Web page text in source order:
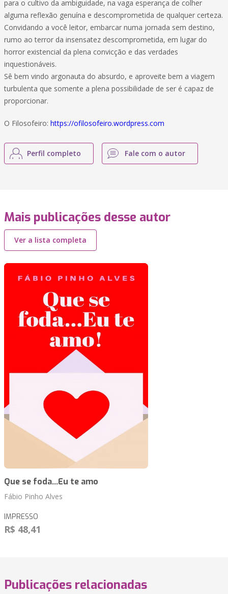
para o cultivo da ambiguidade, na vaga esperança de colher
alguma reflexão genuína e descomprometida de qualquer certeza.
Convidando a você leitor, embarcar numa jornada sem destino,
rumo ao terror da insensatez descomprometida, em lugar do
horror existencial da plena convicção e das verdades
inquestionáveis.
Sê bem vindo argonauta do absurdo, e aproveite bem a viagem
turbulenta que somente a plena possibilidade de ser é capaz de
proporcionar.
O Filosofeiro: https://ofilosofeiro.wordpress.com
Perfil completo Fale com o autor
Mais publicações desse autor
Ver a lista completa
Que se foda...Eu te amo
Fábio Pinho Alves
IMPRESSO
R$ 48,41
Publicações relacionadas